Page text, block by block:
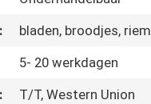
bladen, broodjes, riem
5- 20 werkdagen
T/T, Western Union